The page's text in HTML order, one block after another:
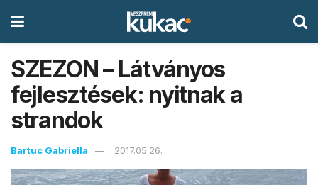
SZEZON – Látványos
fejlesztések: nyitnak a
strandok
Bartuc Gabriella 2017.05.26.